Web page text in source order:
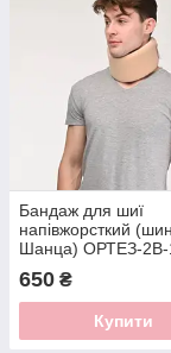
Бандаж для шиї
напівжорсткий
Шанца) ОРТЕЗ-2В-
650 ₴
Купити